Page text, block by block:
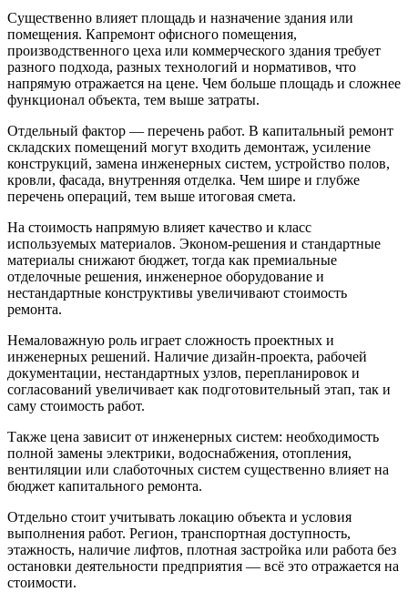
Существенно влияет площадь и назначение здания или
помещения. Капремонт офисного помещения,
производственного цеха или коммерческого здания требует
разного подхода, разных технологий и нормативов, что
напрямую отражается на цене. Чем больше площадь и сложнее
функционал объекта, тем выше затраты.
Отдельный фактор — перечень работ. В капитальный ремонт
складских помещений могут входить демонтаж, усиление
конструкций, замена инженерных систем, устройство полов,
кровли, фасада, внутренняя отделка. Чем шире и глубже
перечень операций, тем выше итоговая смета.
На стоимость напрямую влияет качество и класс
используемых материалов. Эконом-решения и стандартные
материалы снижают бюджет, тогда как премиальные
отделочные решения, инженерное оборудование и
нестандартные конструктивы увеличивают стоимость
ремонта.
Немаловажную роль играет сложность проектных и
инженерных решений. Наличие дизайн-проекта, рабочей
документации, нестандартных узлов, перепланировок и
согласований увеличивает как подготовительный этап, так и
саму стоимость работ.
Также цена зависит от инженерных систем: необходимость
полной замены электрики, водоснабжения, отопления,
вентиляции или слаботочных систем существенно влияет на
бюджет капитального ремонта.
Отдельно стоит учитывать локацию объекта и условия
выполнения работ. Регион, транспортная доступность,
этажность, наличие лифтов, плотная застройка или работа без
остановки деятельности предприятия — всё это отражается на
стоимости.